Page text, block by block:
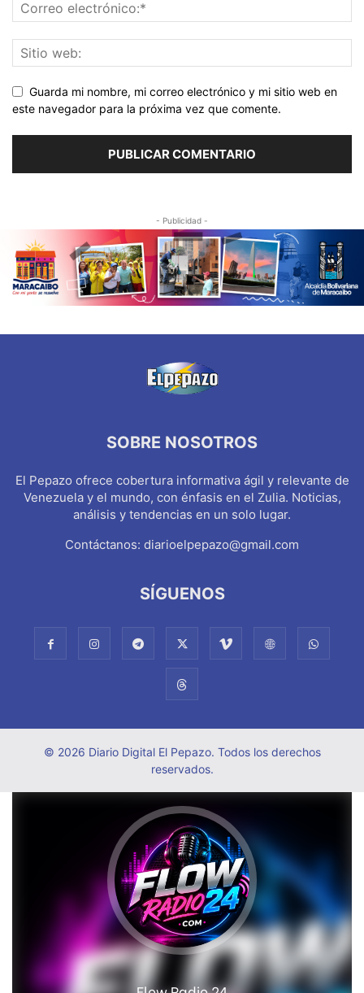
Guarda mi nombre, mi correo electrónico y mi sitio web en
este navegador para la próxima vez que comente.
- Publicidad -
SOBRE NOSOTROS
El Pepazo ofrece cobertura informativa ágil y relevante de
Venezuela y el mundo, con énfasis en el Zulia. Noticias,
análisis y tendencias en un solo lugar.
Contáctanos: diarioelpepazo@gmail.com
SÍGUENOS
© 2026 Diario Digital El Pepazo. Todos los derechos
reservados.